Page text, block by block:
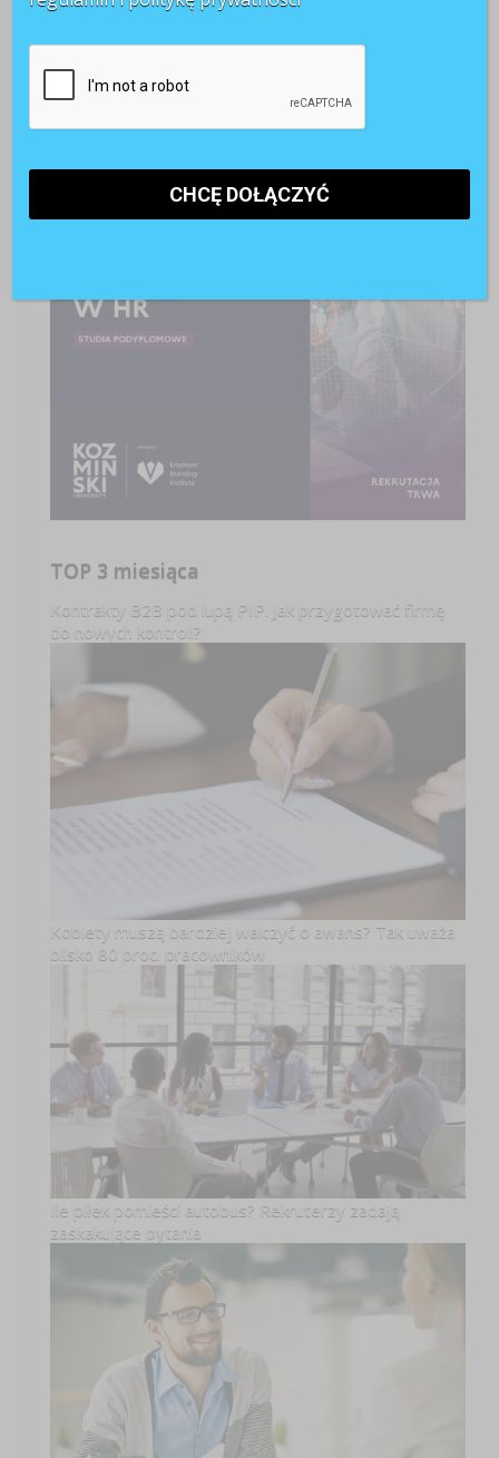
pracę przez komornika
A może studia podyplomowe
TOP 3 miesiąca
Kontrakty B2B pod lupą PIP. Jak przygotować firmę
do nowych kontroli?
Kobiety muszą bardziej walczyć o awans? Tak uważa
blisko 80 proc. pracowników
Ile piłek pomieści autobus? Rekruterzy zadają
zaskakujące pytania